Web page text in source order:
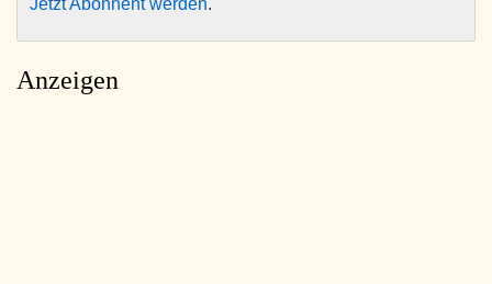
Jetzt Abonnent werden.
Anzeigen